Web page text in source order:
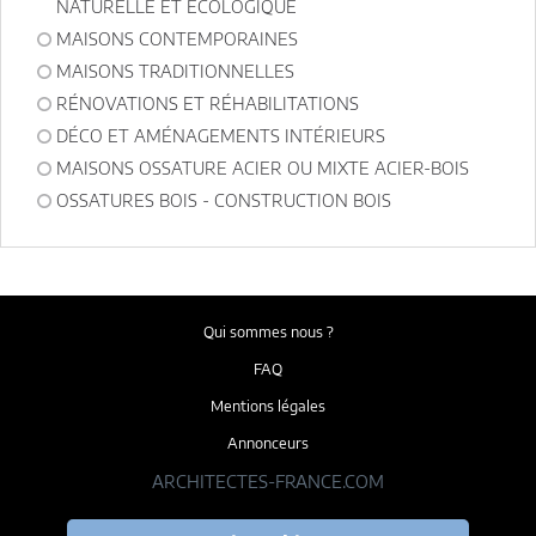
NATURELLE ET ÉCOLOGIQUE
MAISONS CONTEMPORAINES
MAISONS TRADITIONNELLES
RÉNOVATIONS ET RÉHABILITATIONS
DÉCO ET AMÉNAGEMENTS INTÉRIEURS
MAISONS OSSATURE ACIER OU MIXTE ACIER-BOIS
OSSATURES BOIS - CONSTRUCTION BOIS
Qui sommes nous ?
FAQ
Mentions légales
Annonceurs
ARCHITECTES-FRANCE.COM